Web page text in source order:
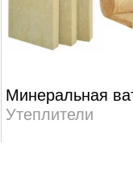
Минеральная
Утеплители